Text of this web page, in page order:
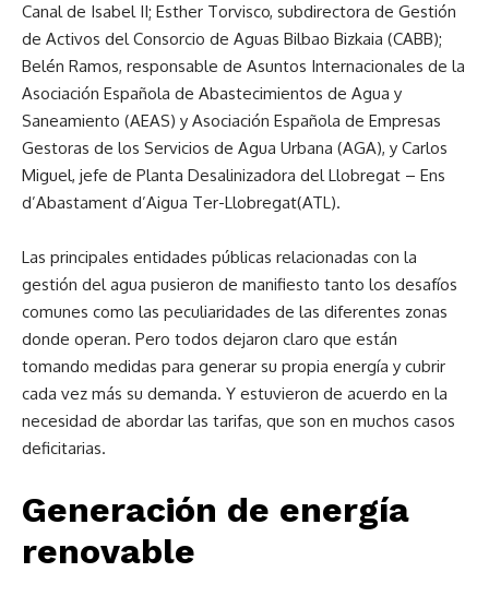
Canal de Isabel II; Esther Torvisco, subdirectora de Gestión
de Activos del Consorcio de Aguas Bilbao Bizkaia (CABB);
Belén Ramos, responsable de Asuntos Internacionales de la
Asociación Española de Abastecimientos de Agua y
Saneamiento (AEAS) y Asociación Española de Empresas
Gestoras de los Servicios de Agua Urbana (AGA), y Carlos
Miguel, jefe de Planta Desalinizadora del Llobregat – Ens
d’Abastament d’Aigua Ter-Llobregat(ATL).
Las principales entidades públicas relacionadas con la
gestión del agua pusieron de manifiesto tanto los desafíos
comunes como las peculiaridades de las diferentes zonas
donde operan. Pero todos dejaron claro que están
tomando medidas para generar su propia energía y cubrir
cada vez más su demanda. Y estuvieron de acuerdo en la
necesidad de abordar las tarifas, que son en muchos casos
deficitarias.
Generación de energía
renovable